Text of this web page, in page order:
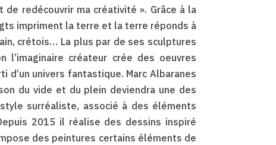
redécouvrir ma créativité ». Grâce à la
impriment la terre et la terre réponds à
crétois… La plus par de ses sculptures
l’imaginaire créateur crée des oeuvres
univers fantastique. Marc Albaranes
du vide et du plein deviendra une des
surréaliste, associé à des éléments
2015 il réalise des dessins inspiré
des peintures certains éléments de